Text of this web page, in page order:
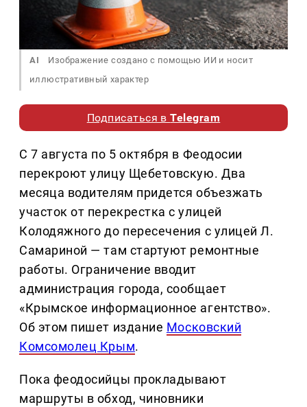
AI
Изображение создано с помощью ИИ и носит
иллюстративный характер
Подписаться вTelegram
С 7 августа по 5 октября в Феодосии
перекроют улицу Щебетовскую. Два
месяца водителям придется объезжать
участок от перекрестка с улицей
Колодяжного до пересечения с улицей Л.
Самариной — там стартуют ремонтные
работы. Ограничение вводит
администрация города, сообщает
«Крымское информационное агентство».
Об этом пишет издание Московский
Комсомолец Крым.
Пока феодосийцы прокладывают
маршруты в обход, чиновники